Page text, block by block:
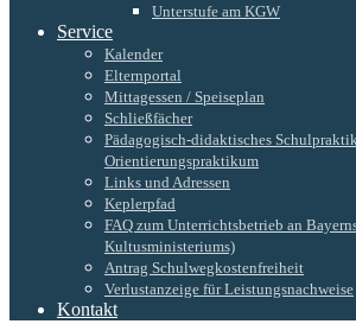
Unterstufe am KGW
Service
Kalender
Elternportal
Mittagessen / Speiseplan
Schließfächer
Pädagogisch-didaktisches
Orientierungspraktikum
Links und Adressen
Keplerpfad
FAQ zum Unterrichtsbetrieb an
Kultusministeriums)
Antrag Schulwegkostenfreiheit
Verlustanzeige für Leistungsnachweise
Kontakt